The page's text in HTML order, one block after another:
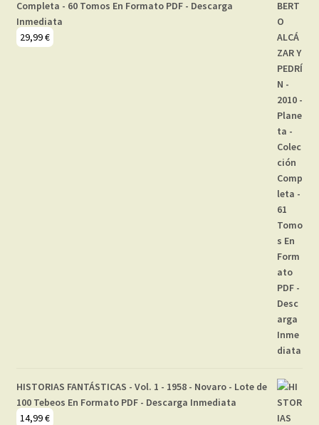
Completa - 60 Tomos En Formato PDF - Descarga
Inmediata
29,99€
HISTORIAS FANTÁSTICAS - Vol. 1 - 1958 - Novaro - Lote de
100 Tebeos En Formato PDF - Descarga Inmediata
14,99€